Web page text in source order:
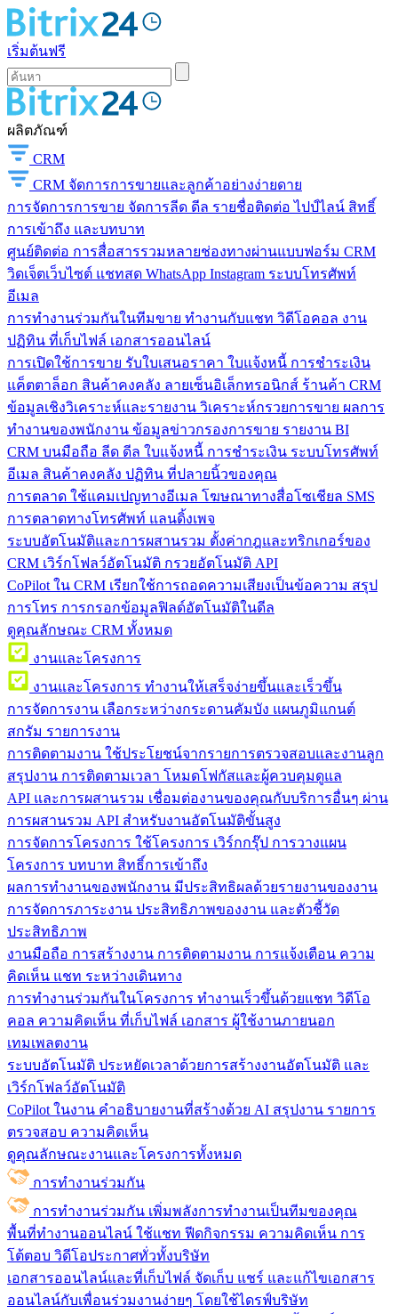
เริ่มต้นฟรี
ผลิตภัณฑ์
CRM
CRM จัดการการขายและลูกค้าอย่างง่ายดาย
การจัดการการขาย จัดการลีด ดีล รายชื่อติดต่อ ไปป์ไลน์ สิทธิ์
การเข้าถึง และบทบาท
ศูนย์ติดต่อ การสื่อสารรวมหลายช่องทางผ่านแบบฟอร์ม CRM
วิดเจ็ตเว็บไซต์ แชทสด WhatsApp Instagram ระบบโทรศัพท์
อีเมล
การทำงานร่วมกันในทีมขาย ทำงานกับแชท วิดีโอคอล งาน
ปฏิทิน ที่เก็บไฟล์ เอกสารออนไลน์
การเปิดใช้การขาย รับใบเสนอราคา ใบแจ้งหนี้ การชำระเงิน
แค็ตตาล็อก สินค้าคงคลัง ลายเซ็นอิเล็กทรอนิกส์ ร้านค้า CRM
ข้อมูลเชิงวิเคราะห์และรายงาน วิเคราะห์กรวยการขาย ผลการ
ทำงานของพนักงาน ข้อมูลข่าวกรองการขาย รายงาน BI
CRM บนมือถือ ลีด ดีล ใบแจ้งหนี้ การชำระเงิน ระบบโทรศัพท์
อีเมล สินค้าคงคลัง ปฏิทิน ที่ปลายนิ้วของคุณ
การตลาด ใช้แคมเปญทางอีเมล โฆษณาทางสื่อโซเชียล SMS
การตลาดทางโทรศัพท์ แลนดิ้งเพจ
ระบบอัตโนมัติและการผสานรวม ตั้งค่ากฎและทริกเกอร์ของ
CRM เวิร์กโฟลว์อัตโนมัติ กรวยอัตโนมัติ API
CoPilot ใน CRM เรียกใช้การถอดความเสียงเป็นข้อความ สรุป
การโทร การกรอกข้อมูลฟิลด์อัตโนมัติในดีล
ดูคุณลักษณะ CRM ทั้งหมด
งานและโครงการ
งานและโครงการ ทำงานให้เสร็จง่ายขึ้นและเร็วขึ้น
การจัดการงาน เลือกระหว่างกระดานคัมบัง แผนภูมิแกนต์
สกรัม รายการงาน
การติดตามงาน ใช้ประโยชน์จากรายการตรวจสอบและงานลูก
สรุปงาน การติดตามเวลา โหมดโฟกัสและผู้ควบคุมดูแล
API และการผสานรวม เชื่อมต่องานของคุณกับบริการอื่นๆ ผ่าน
การผสานรวม API สำหรับงานอัตโนมัติขั้นสูง
การจัดการโครงการ ใช้โครงการ เวิร์กกรุ๊ป การวางแผน
โครงการ บทบาท สิทธิ์การเข้าถึง
ผลการทำงานของพนักงาน มีประสิทธิผลด้วยรายงานของงาน
การจัดการภาระงาน ประสิทธิภาพของงาน และตัวชี้วัด
ประสิทธิภาพ
งานมือถือ การสร้างงาน การติดตามงาน การแจ้งเตือน ความ
คิดเห็น แชท ระหว่างเดินทาง
การทำงานร่วมกันในโครงการ ทํางานเร็วขึ้นด้วยแชท วิดีโอ
คอล ความคิดเห็น ที่เก็บไฟล์ เอกสาร ผู้ใช้งานภายนอก
เทมเพลตงาน
ระบบอัตโนมัติ ประหยัดเวลาด้วยการสร้างงานอัตโนมัติ และ
เวิร์กโฟลว์อัตโนมัติ
CoPilot ในงาน คำอธิบายงานที่สร้างด้วย AI สรุปงาน รายการ
ตรวจสอบ ความคิดเห็น
ดูคุณลักษณะงานและโครงการทั้งหมด
การทำงานร่วมกัน
การทำงานร่วมกัน เพิ่มพลังการทำงานเป็นทีมของคุณ
พื้นที่ทำงานออนไลน์ ใช้แชท ฟีดกิจกรรม ความคิดเห็น การ
โต้ตอบ วิดีโอประกาศทั่วทั้งบริษัท
เอกสารออนไลน์และที่เก็บไฟล์ จัดเก็บ แชร์ และแก้ไขเอกสาร
ออนไลน์กับเพื่อนร่วมงานง่ายๆ โดยใช้ไดรฟ์บริษัท